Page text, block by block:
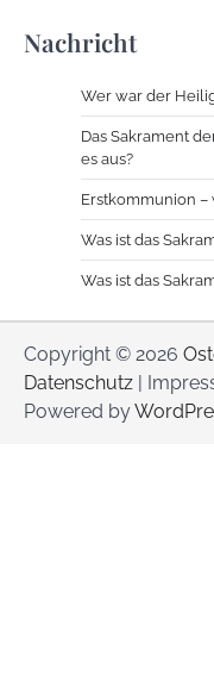
Nachricht
Wer war der
Das Sakrament
es aus?
Erstkommunion –
Was ist das
Was ist das
Copyright © 2026
Datenschutz |
Powered by